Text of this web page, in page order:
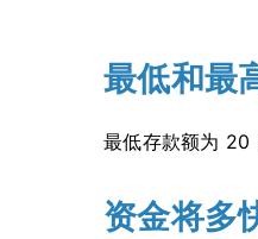
最低和最
最低存款额为 20
资金将多